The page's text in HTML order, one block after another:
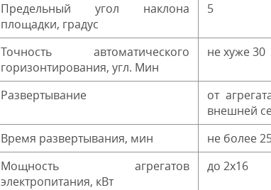
Предельный угол наклона
площадки, градус
5
Точность автоматического
горизонтирования, угл. Мин
не хуже 30
Развертывание
от
внешней
Время развертывания, мин
не более
Мощность агрегатов
электропитания, кВт
до 2х16